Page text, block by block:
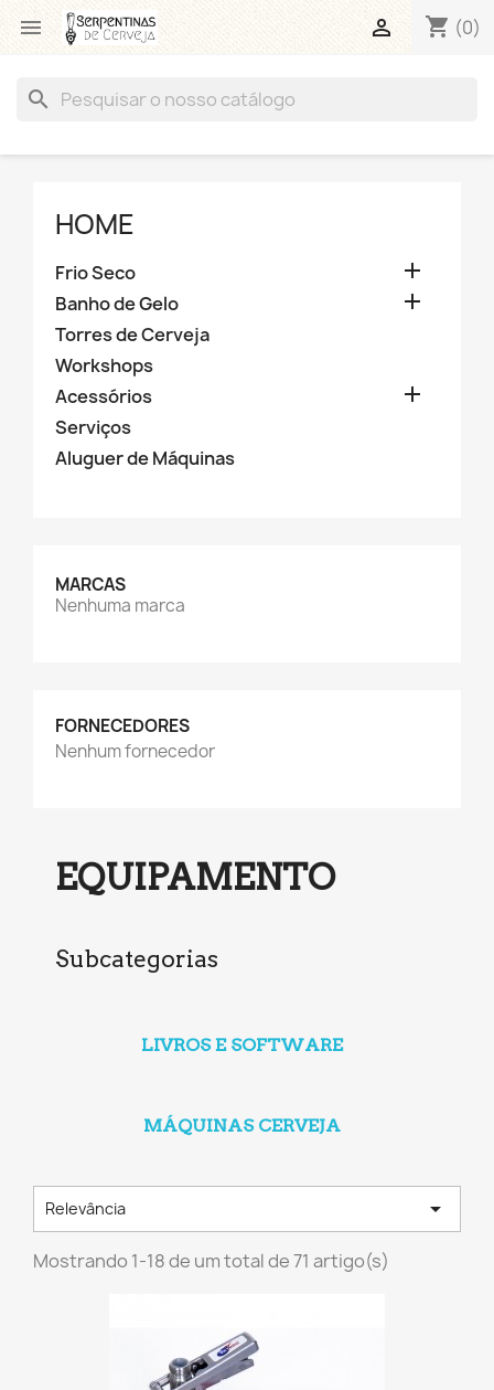
 shopping_cart (0)

search
HOME
Frio Seco 
Banho de Gelo 
Torres de Cerveja
Workshops
Acessórios

Serviços
Aluguer de Máquinas
MARCAS
Nenhuma marca
FORNECEDORES
Nenhum fornecedor
EQUIPAMENTO
Subcategorias
LIVROS E SOFTWARE
MÁQUINAS CERVEJA
Relevância 
Mostrando 1-18 de um total de 71 artigo(s)